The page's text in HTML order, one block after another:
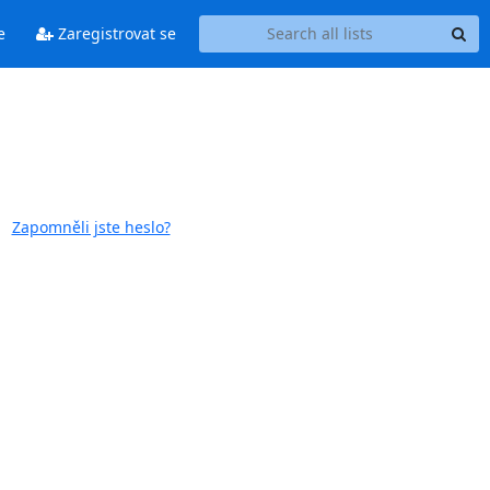
Zaregistrovat se
Zapomněli jste heslo?